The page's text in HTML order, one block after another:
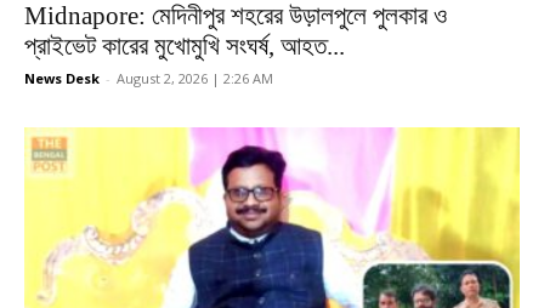
Midnapore: মেদিনীপুর শহরের উড়ালপুলে পুলকার ও
প্রাইভেট কারের মুখোমুখি সংঘর্ষ, আহত...
News Desk - August 2, 2026 | 2:26 AM